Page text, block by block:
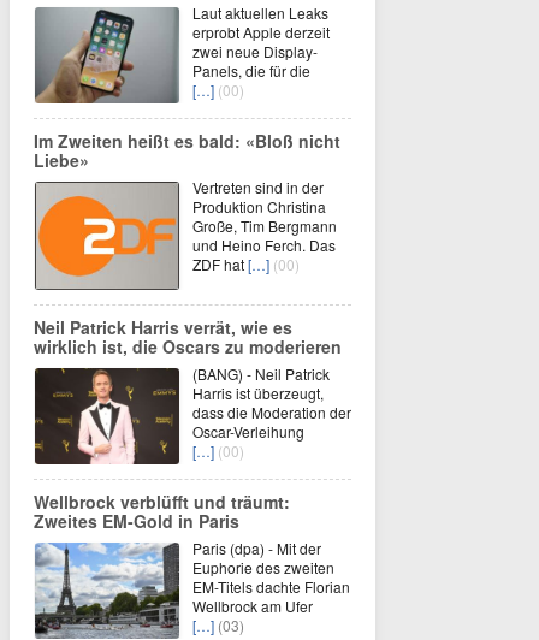
Laut aktuellen Leaks
erprobt Apple derzeit
zwei neue Display-
Panels, die für die
[…] (00)
Im Zweiten heißt es bald: «Bloß nicht
Liebe»
Vertreten sind in der
Produktion Christina
Große, Tim Bergmann
und Heino Ferch. Das
ZDF hat[…] (00)
Neil Patrick Harris verrät, wie es
wirklich ist, die Oscars zu moderieren
(BANG) - Neil Patrick
Harris ist überzeugt,
dass die Moderation der
Oscar-Verleihung
[…] (00)
Wellbrock verblüfft und träumt:
Zweites EM-Gold in Paris
Paris (dpa) - Mit der
Euphorie des zweiten
EM-Titels dachte Florian
Wellbrock am Ufer
[…] (03)